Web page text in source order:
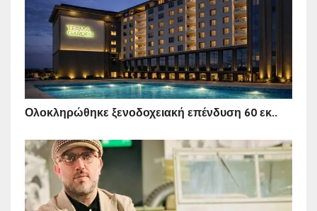
Ολοκληρώθηκε ξενοδοχειακή επένδυση 60 εκ..